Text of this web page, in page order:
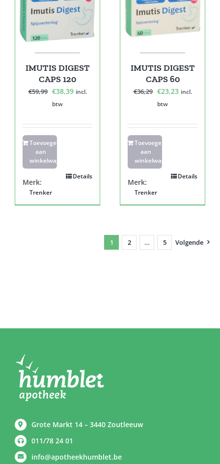
IMUTIS DIGEST
CAPS 120
€59,99 Oorspronkelijke
prijs
€59,99.
€38,39Huidige
€38,39.
incl.
btw
Toevoegen
aan
winkelwagen
Details
Merk:
Trenker
IMUTIS DIGEST
CAPS 60
€36,29 Oorspronkelijke
prijs
€36,29.
€23,23Huidige
€23,23.
incl.
btw
Toevoegen
aan
winkelwagen
Details
Merk:
Trenker
1 2 … 5 Volgende
Grote Markt 14 – 3440 Zoutleeuw
011/78 24 01
info@apotheekhumblet.be